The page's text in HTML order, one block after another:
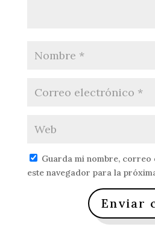
Guarda mi nombre, correo
este navegador para la
Enviar